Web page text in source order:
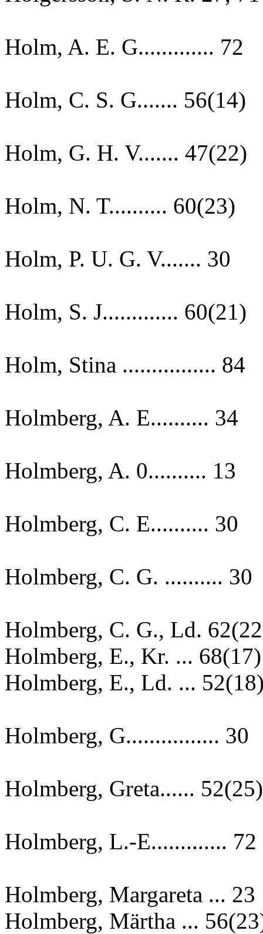
Holm, A. E. G............. 72
Holm, C. S. G....... 56(14)
Holm, G. H. V....... 47(22)
Holm, N. T.......... 60(23)
Holm, P. U. G. V....... 30
Holm, S. J............. 60(21)
Holm, Stina ................ 84
Holmberg, A. E.......... 34
Holmberg, A. 0.......... 13
Holmberg, C. E.......... 30
Holmberg, C. G. .......... 30
Holmberg, C. G., Ld.
Holmberg, E., Kr. ... 68(17)
Holmberg, E., Ld. ...
Holmberg, G................ 30
Holmberg, Greta...... 52(25)
Holmberg, L.-E............. 72
Holmberg, Margareta ... 23
Holmberg, Märtha ...